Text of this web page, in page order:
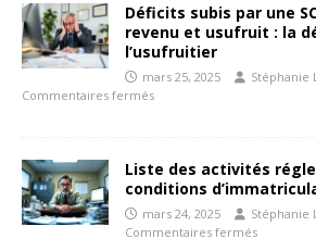
Déficits subis par une
revenu et usufruit : la
l’usufruitier
mars 25, 2025
Stéphanie
Commentaires fermés
Liste des activités
conditions
mars 24, 2025
Stéphanie
Commentaires fermés